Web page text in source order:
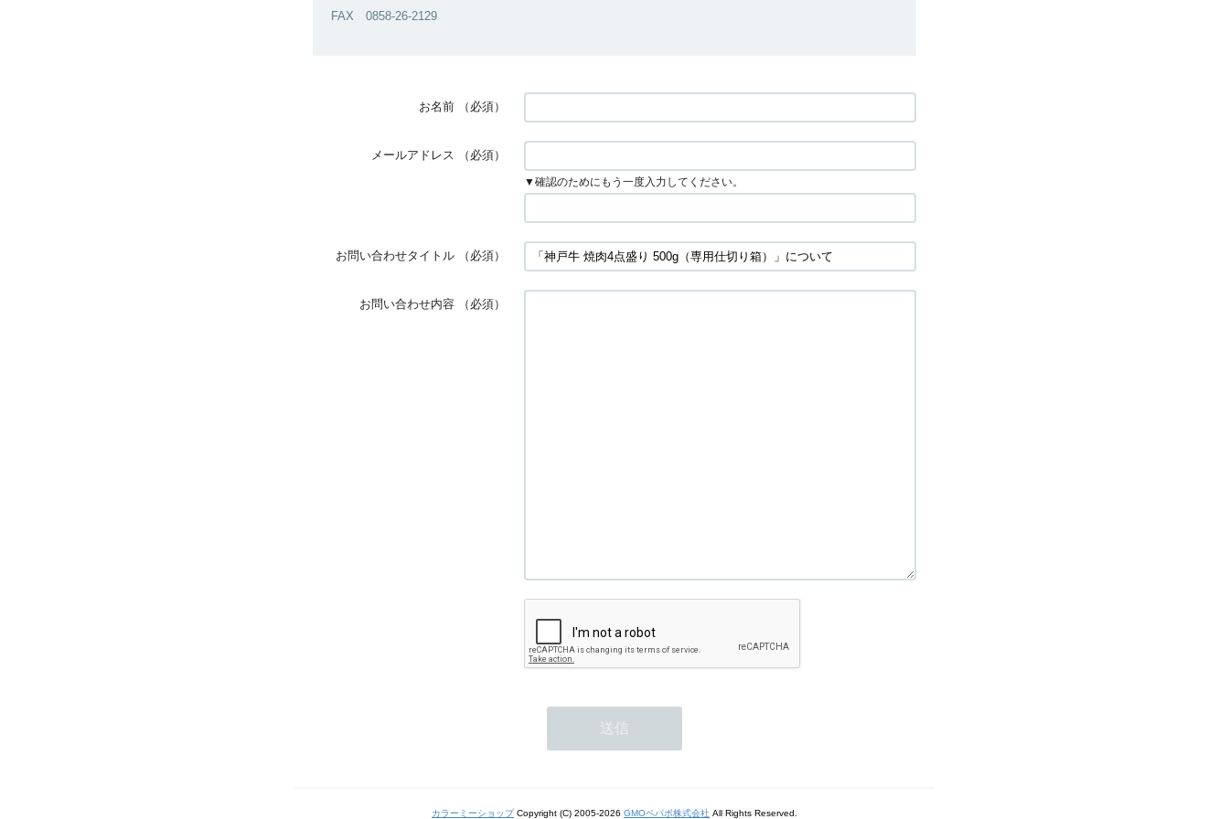
FAX 0858-26-2129
お名前 （必須）
メールアドレス （必須）
▼確認のためにもう一度入力してください。
お問い合わせタイトル （必須）
お問い合わせ内容 （必須）
カラーミーショップCopyright (C) 2005-2026 GMOペパボ株式会社 All Rights Reserved.